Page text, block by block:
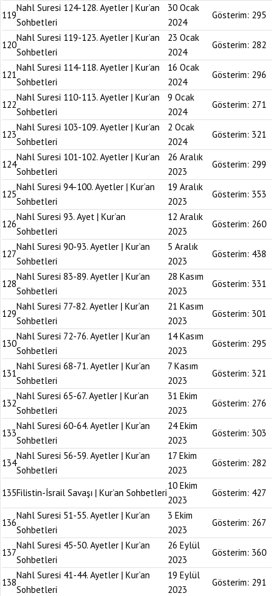
119
Nahl Suresi 124-128. Ayetler | Kur’an
Sohbetleri
30 Ocak
2024
Gösterim: 295
120
Nahl Suresi 119-123. Ayetler | Kur’an
Sohbetleri
23 Ocak
2024
Gösterim: 282
121
Nahl Suresi 114-118. Ayetler | Kur’an
Sohbetleri
16 Ocak
2024
Gösterim: 296
122
Nahl Suresi 110-113. Ayetler | Kur’an
Sohbetleri
9 Ocak
2024
Gösterim: 271
123
Nahl Suresi 103-109. Ayetler | Kur’an
Sohbetleri
2 Ocak
2024
Gösterim: 321
124
Nahl Suresi 101-102. Ayetler | Kur’an
Sohbetleri
26 Aralık
2023
Gösterim: 299
125
Nahl Suresi 94-100. Ayetler | Kur’an
Sohbetleri
19 Aralık
2023
Gösterim: 353
126
Nahl Suresi 93. Ayet | Kur’an
Sohbetleri
12 Aralık
2023
Gösterim: 260
127
Nahl Suresi 90-93. Ayetler | Kur’an
Sohbetleri
5 Aralık
2023
Gösterim: 438
128
Nahl Suresi 83-89. Ayetler | Kur’an
Sohbetleri
28 Kasım
2023
Gösterim: 331
129
Nahl Suresi 77-82. Ayetler | Kur’an
Sohbetleri
21 Kasım
2023
Gösterim: 301
130
Nahl Suresi 72-76. Ayetler | Kur’an
Sohbetleri
14 Kasım
2023
Gösterim: 295
131
Nahl Suresi 68-71. Ayetler | Kur’an
Sohbetleri
7 Kasım
2023
Gösterim: 321
132
Nahl Suresi 65-67. Ayetler | Kur’an
Sohbetleri
31 Ekim
2023
Gösterim: 276
133
Nahl Suresi 60-64. Ayetler | Kur’an
Sohbetleri
24 Ekim
2023
Gösterim: 303
134
Nahl Suresi 56-59. Ayetler | Kur’an
Sohbetleri
17 Ekim
2023
Gösterim: 282
135Filistin-İsrail Savaşı | Kur’an Sohbetleri
10 Ekim
2023
Gösterim: 427
136
Nahl Suresi 51-55. Ayetler | Kur’an
Sohbetleri
3 Ekim
2023
Gösterim: 267
137
Nahl Suresi 45-50. Ayetler | Kur’an
Sohbetleri
26 Eylül
2023
Gösterim: 360
138
Nahl Suresi 41-44. Ayetler | Kur’an
Sohbetleri
19 Eylül
2023
Gösterim: 291